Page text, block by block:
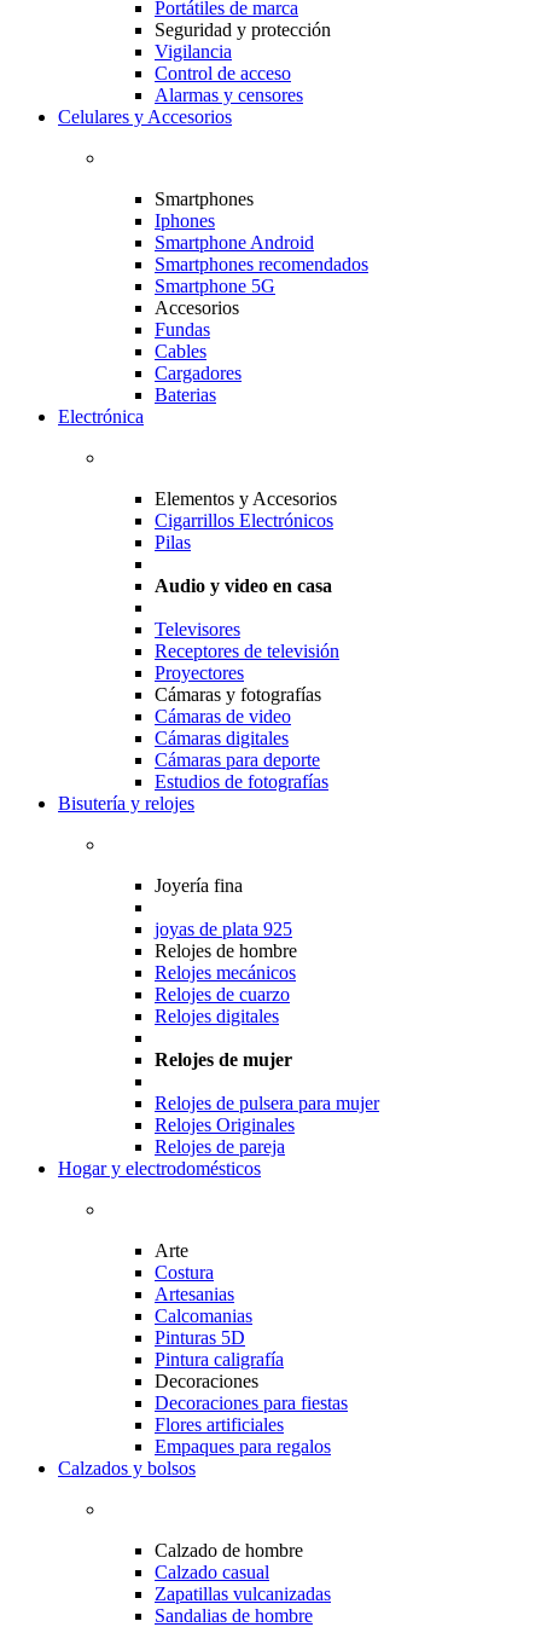
Portátiles de marca
Seguridad y protección
Vigilancia
Control de acceso
Alarmas y censores
Celulares y Accesorios
Smartphones
Iphones
Smartphone Android
Smartphones recomendados
Smartphone 5G
Accesorios
Fundas
Cables
Cargadores
Baterias
Electrónica
Elementos y Accesorios
Cigarrillos Electrónicos
Pilas
Audio y video en casa
Televisores
Receptores de televisión
Proyectores
Cámaras y fotografías
Cámaras de video
Cámaras digitales
Cámaras para deporte
Estudios de fotografías
Bisutería y relojes
Joyería fina
joyas de plata 925
Relojes de hombre
Relojes mecánicos
Relojes de cuarzo
Relojes digitales
Relojes de mujer
Relojes de pulsera para mujer
Relojes Originales
Relojes de pareja
Hogar y electrodomésticos
Arte
Costura
Artesanias
Calcomanias
Pinturas 5D
Pintura caligrafía
Decoraciones
Decoraciones para fiestas
Flores artificiales
Empaques para regalos
Calzados y bolsos
Calzado de hombre
Calzado casual
Zapatillas vulcanizadas
Sandalias de hombre